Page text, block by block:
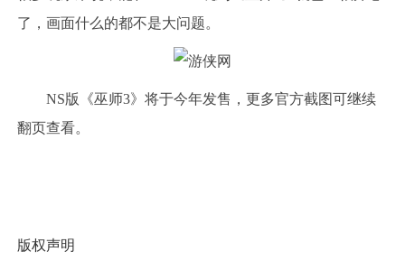
了，画面什么的都不是大问题。
NS版《巫师3》将于今年发售，更多官方截图可继续
翻页查看。
版权声明